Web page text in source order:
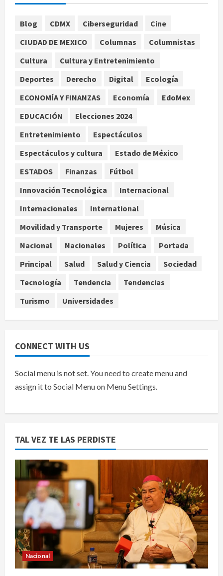
1 agosto 7, 2026
Nacional
Lotería Nacional emite billete por
Scouts en México
3
Internacional Portada
estrella de Wall Street
agosto 7, 2026
Internacional
Estudio en Science vincula el
evolución del cerebro humano
5
EE.UU. amplía revisión de redes
sociales para visados de periodistas
Canadá
agosto 7, 2026
Blog CDMX Ciberseguridad
Cine
CIUDAD DE MEXICO
Columnas
Columnistas
Cultura
Cultura y Entretenimiento
Deportes
Derecho Digital
Ecología
ECONOMÍA Y FINANZAS
Economía
EdoMex
EDUCACIÓN
Elecciones 2024
Entretenimiento
Espectáculos
Espectáculos y cultura
Estado de México
ESTADOS
Finanzas
Fútbol
Innovación Tecnológica
Internacional
Internacionales
International
Movilidad y Transporte
Mujeres
Música
Nacional
Nacionales Política
Portada
Principal
Salud Salud y Ciencia
Sociedad
Tecnología
Tendencia
Tendencias
Turismo
Universidades
CONNECT WITH US
Social menu is not set. You need to create menu and
assign it to Social Menu on Menu Settings.
TAL VEZ TE LAS PERDISTE
Nacional